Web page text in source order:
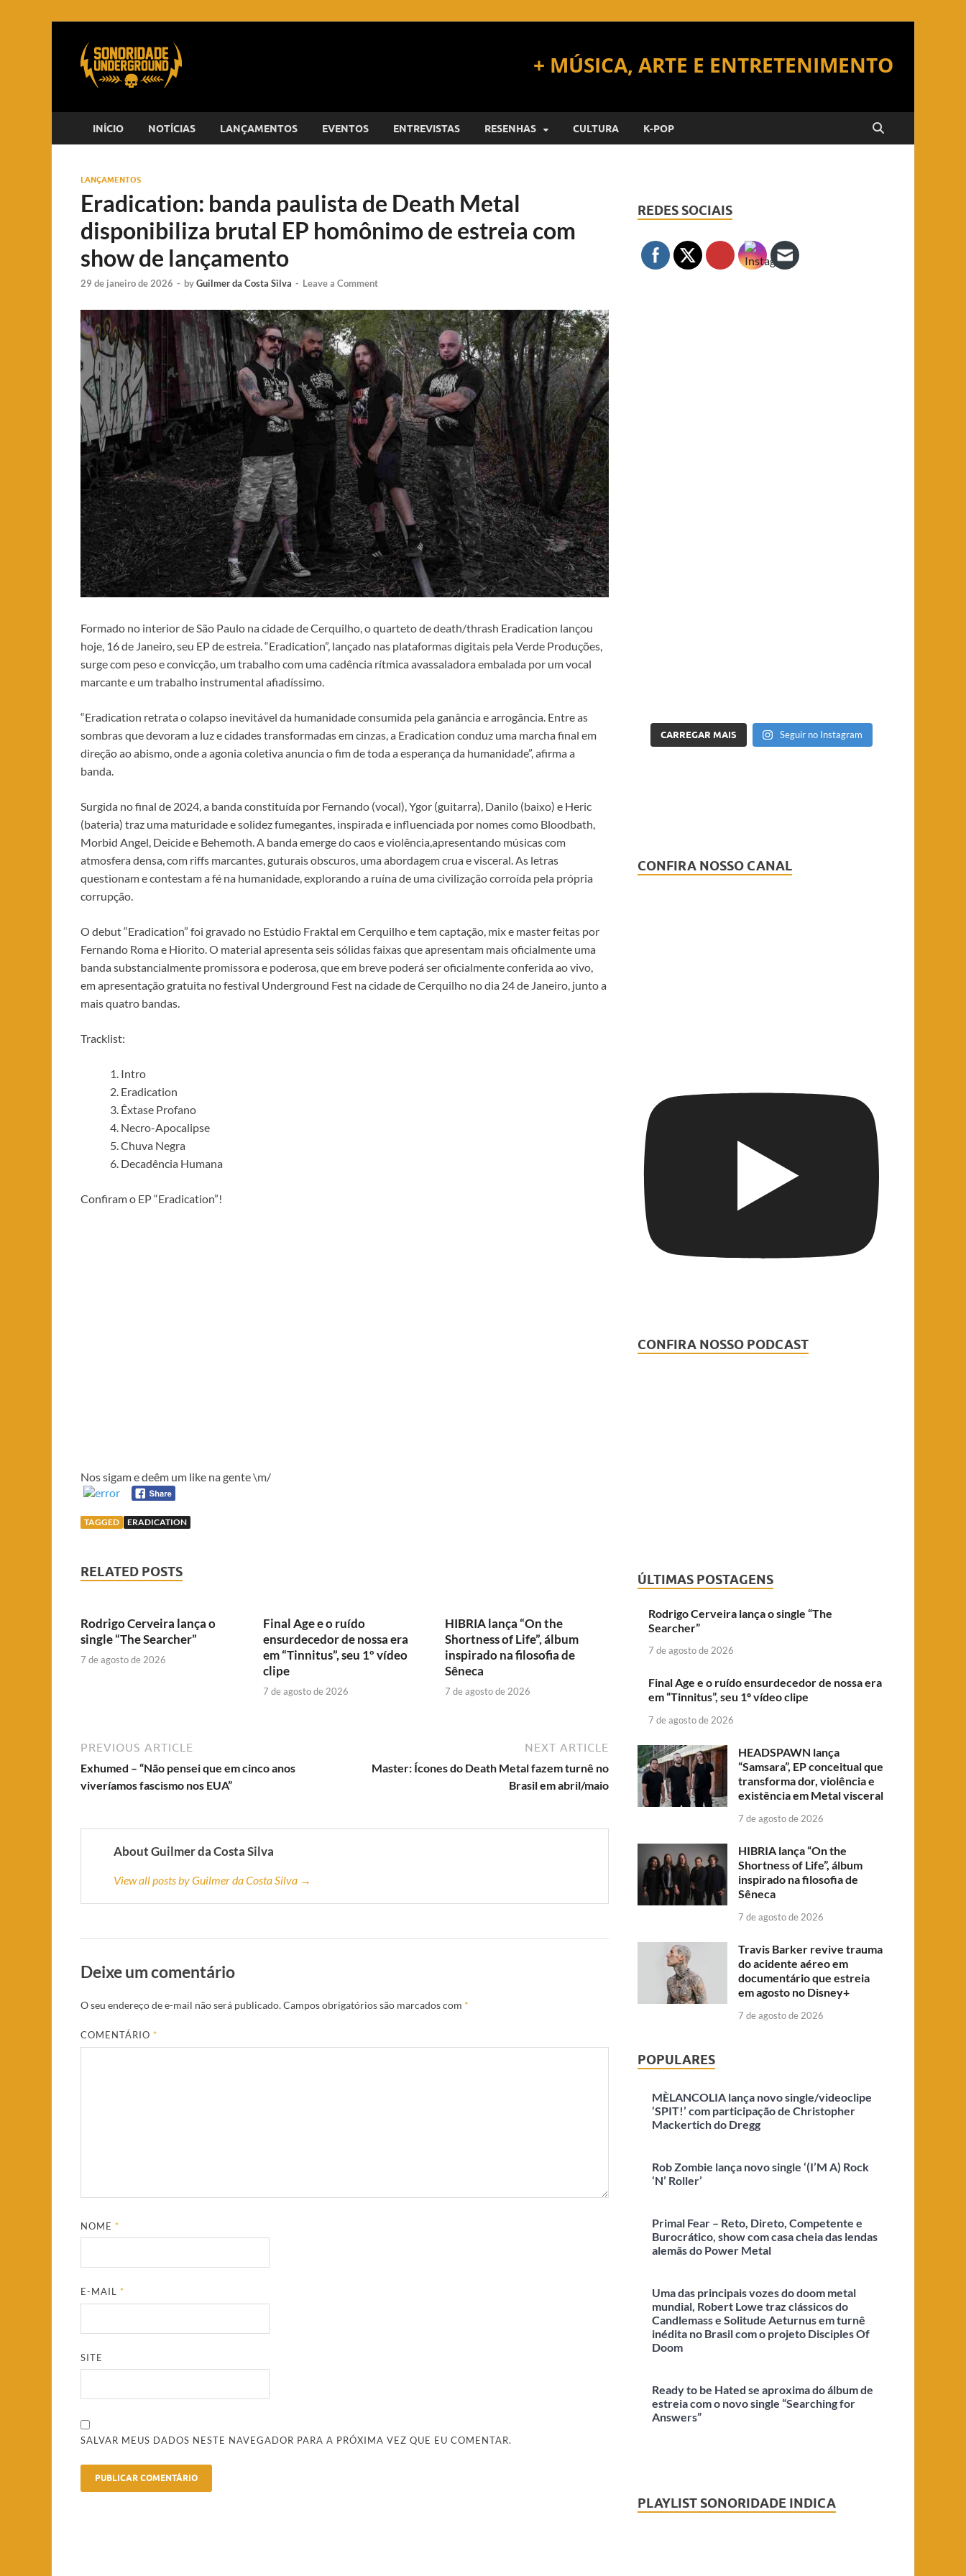
INÍCIO NOTÍCIAS LANÇAMENTOS EVENTOS ENTREVISTAS RESENHAS CULTURA K-POP
LANÇAMENTOS
Eradication: banda paulista de Death Metal
disponibiliza brutal EP homônimo de estreia com
show de lançamento
29 de janeiro de 2026 - byGuilmer da Costa Silva - Leave a Comment
Formado no interior de São Paulo na cidade de Cerquilho, o quarteto de death/thrash Eradication lançou
hoje, 16 de Janeiro, seu EP de estreia. “Eradication”, lançado nas plataformas digitais pela Verde Produções,
surge com peso e convicção, um trabalho com uma cadência rítmica avassaladora embalada por um vocal
marcante e um trabalho instrumental afiadíssimo.
“Eradication retrata o colapso inevitável da humanidade consumida pela ganância e arrogância. Entre as
sombras que devoram a luz e cidades transformadas em cinzas, a Eradication conduz uma marcha final em
direção ao abismo, onde a agonia coletiva anuncia o fim de toda a esperança da humanidade”, afirma a
banda.
Surgida no final de 2024, a banda constituída por Fernando (vocal), Ygor (guitarra), Danilo (baixo) e Heric
(bateria) traz uma maturidade e solidez fumegantes, inspirada e influenciada por nomes como Bloodbath,
Morbid Angel, Deicide e Behemoth. A banda emerge do caos e violência,apresentando músicas com
atmosfera densa, com riffs marcantes, guturais obscuros, uma abordagem crua e visceral. As letras
questionam e contestam a fé na humanidade, explorando a ruína de uma civilização corroída pela própria
corrupção.
O debut “Eradication” foi gravado no Estúdio Fraktal em Cerquilho e tem captação, mix e master feitas por
Fernando Roma e Hiorito. O material apresenta seis sólidas faixas que apresentam mais oficialmente uma
banda substancialmente promissora e poderosa, que em breve poderá ser oficialmente conferida ao vivo,
em apresentação gratuita no festival Underground Fest na cidade de Cerquilho no dia 24 de Janeiro, junto a
mais quatro bandas.
Tracklist:
Intro
Eradication
Êxtase Profano
Necro-Apocalipse
Chuva Negra
Decadência Humana
Confiram o EP “Eradication”!
Nos sigam e deêm um like na gente \m/
TAGGED ERADICATION
RELATED POSTS
Rodrigo Cerveira lança o
single “The Searcher”
7 de agosto de 2026
Final Age e o ruído
ensurdecedor de nossa era
em “Tinnitus”, seu 1º vídeo
clipe
7 de agosto de 2026
HIBRIA lança “On the
Shortness of Life”, álbum
inspirado na filosofia de
Sêneca
7 de agosto de 2026
PREVIOUS ARTICLE
Exhumed – “Não pensei que em cinco anos
viveríamos fascismo nos EUA”
NEXT ARTICLE
Master: Ícones do Death Metal fazem turnê no
Brasil em abril/maio
About Guilmer da Costa Silva
View all posts by Guilmer da Costa Silva →
Deixe um comentário
O seu endereço de e-mail não será publicado.Campos obrigatórios são marcados com *
COMENTÁRIO*
NOME*
E-MAIL*
SITE
SALVAR MEUS DADOS NESTE NAVEGADOR PARA A PRÓXIMA VEZ QUE EU COMENTAR.
REDES SOCIAIS
CARREGAR MAIS Seguir no Instagram
CONFIRA NOSSO CANAL
CONFIRA NOSSO PODCAST
ÚLTIMAS POSTAGENS
Rodrigo Cerveira lança o single “The
Searcher”
7 de agosto de 2026
Final Age e o ruído ensurdecedor de nossa era
em “Tinnitus”, seu 1º vídeo clipe
7 de agosto de 2026
HEADSPAWN lança
“Samsara”, EP conceitual que
transforma dor, violência e
existência em Metal visceral
7 de agosto de 2026
HIBRIA lança “On the
Shortness of Life”, álbum
inspirado na filosofia de
Sêneca
7 de agosto de 2026
Travis Barker revive trauma
do acidente aéreo em
documentário que estreia
em agosto no Disney+
7 de agosto de 2026
POPULARES
MÈLANCOLIA lança novo single/videoclipe
‘SPIT!’ com participação de Christopher
Mackertich do Dregg
Rob Zombie lança novo single ‘(I’M A) Rock
‘N’ Roller’
Primal Fear – Reto, Direto, Competente e
Burocrático, show com casa cheia das lendas
alemãs do Power Metal
Uma das principais vozes do doom metal
mundial, Robert Lowe traz clássicos do
Candlemass e Solitude Aeturnus em turnê
inédita no Brasil com o projeto Disciples Of
Doom
Ready to be Hated se aproxima do álbum de
estreia com o novo single “Searching for
Answers”
PLAYLIST SONORIDADE INDICA